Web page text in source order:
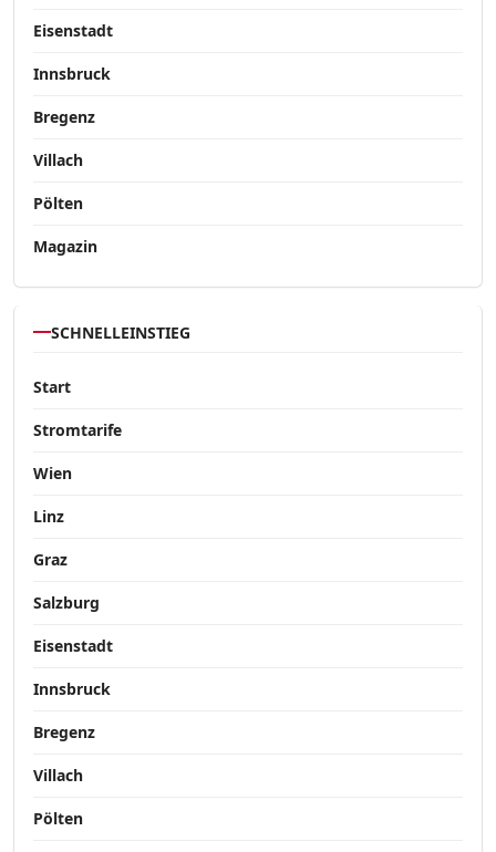
Eisenstadt
Innsbruck
Bregenz
Villach
Pölten
Magazin
SCHNELLEINSTIEG
Start
Stromtarife
Wien
Linz
Graz
Salzburg
Eisenstadt
Innsbruck
Bregenz
Villach
Pölten